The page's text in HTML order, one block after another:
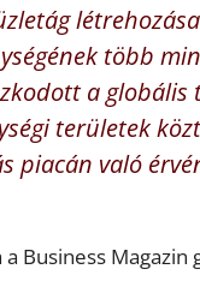
több
a
területek
piacán való
Business Magazin